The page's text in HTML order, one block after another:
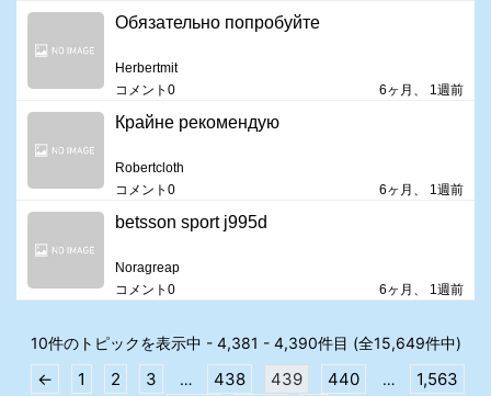
Обязательно попробуйте
Herbertmit
コメント0
6ヶ月、 1週前
Крайне рекомендую
Robertcloth
コメント0
6ヶ月、 1週前
betsson sport j995d
Noragreap
コメント0
6ヶ月、 1週前
10件のトピックを表示中 - 4,381 - 4,390件目 (全15,649件中)
← 1 2 3 … 438 439 440 …
1,563